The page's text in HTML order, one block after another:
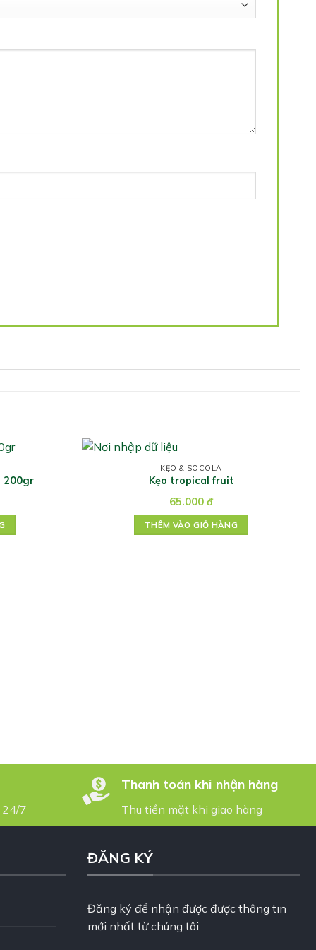
200gr
KẸO & SOCOLA
Kẹo tropical fruit
65.000 đ
THÊM VÀO GIỎ HÀNG
24/7
Thanh toán khi nhận hàng
Thu tiền mặt khi giao hàng
ĐĂNG KÝ
Đăng ký để nhận được được thông tin
mới nhất từ chúng tôi.